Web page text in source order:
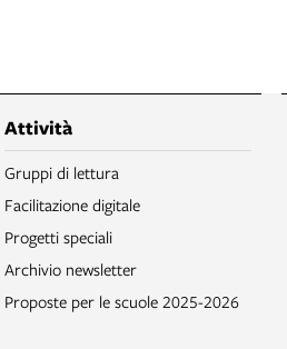
Attività
Gruppi di lettura
Facilitazione digitale
Progetti speciali
Archivio newsletter
Proposte per le scuole 2025-2026